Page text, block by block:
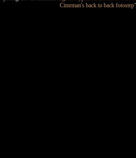
Cimrman's back to back fotostep"